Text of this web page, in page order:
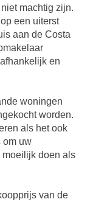
machtig zijn.
een uiterst
aan de Costa
en
woningen
worden.
als het ook
om uw
moeilijk doen als
van de